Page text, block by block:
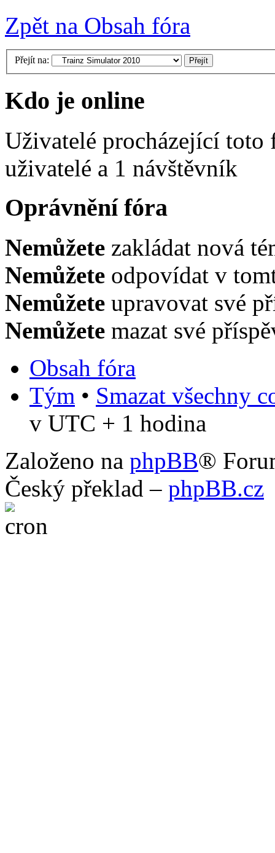
Zpět na Obsah fóra
Přejít na:
Kdo je online
Uživatelé procházející
uživatelé a 1 návštěvník
Oprávnění fóra
Nemůžete zakládat nová
Nemůžete odpovídat v
Nemůžete upravovat své
Nemůžete mazat své
Obsah fóra
Tým • Smazat všechny
v UTC + 1 hodina
Založeno na phpBB®
Český překlad – phpBB.cz